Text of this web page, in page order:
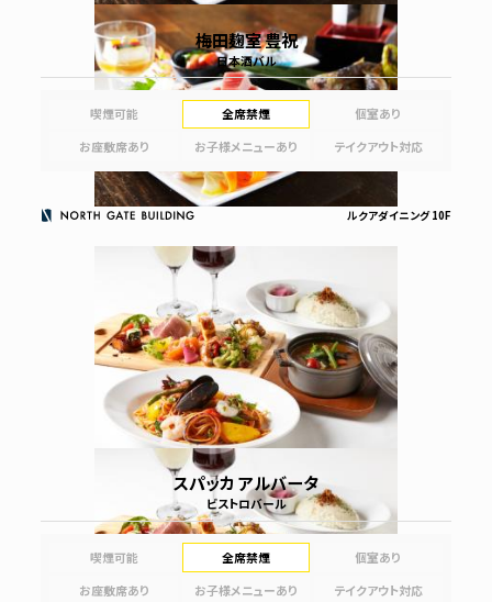
梅田麹室 豊祝
日本酒バル
喫煙可能 全席禁煙
個室あり
お座敷席あり
お子様メニューあり テイクアウト対応
ルクアダイニング 10F
スパッカ アルバータ
ビストロバール
喫煙可能 全席禁煙
個室あり
お座敷席あり
お子様メニューあり テイクアウト対応